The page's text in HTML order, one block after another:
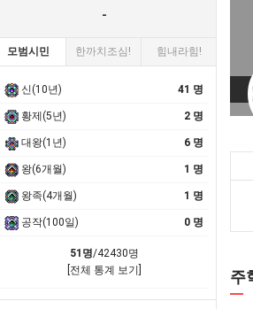
-
모범시민 한까치조심! 힘내라힘!
신(10년) 41 명
황제(5년) 2 명
대왕(1년) 6 명
왕(6개월) 1 명
왕족(4개월) 1 명
공작(100일) 0 명
51명/42430명
[전체 통계 보기]
주